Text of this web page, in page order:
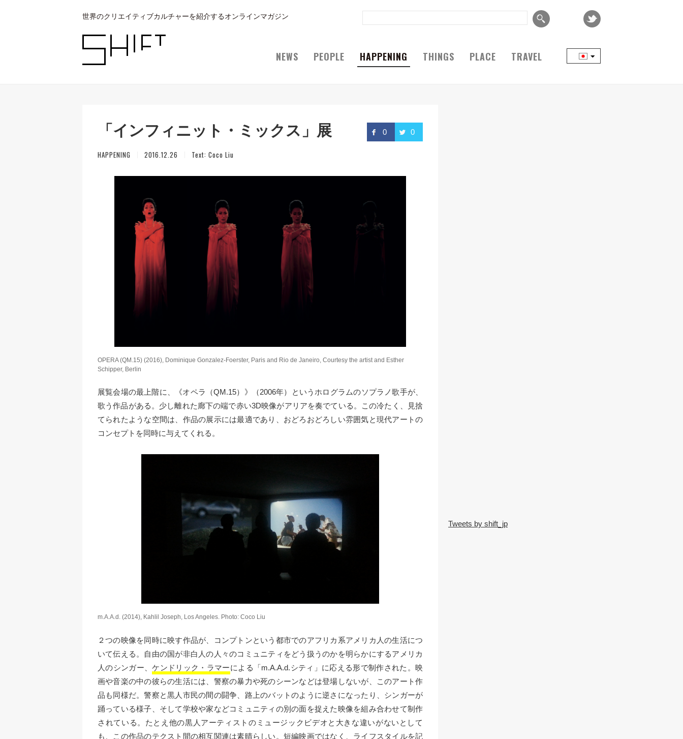
世界のクリエイティブカルチャーを紹介するオンラインマガジン
NEWS PEOPLE HAPPENING THINGS PLACE TRAVEL
0 0
「インフィニット・ミックス」展
HAPPENING 2016.12.26 Text: Coco Liu
OPERA (QM.15) (2016), Dominique Gonzalez-Foerster, Paris and Rio de Janeiro, Courtesy the artist and Esther
Schipper, Berlin
展覧会場の最上階に、《オペラ（QM.15）》（2006年）というホログラムのソプラノ歌手が、
歌う作品がある。少し離れた廊下の端で赤い3D映像がアリアを奏でている。この冷たく、見捨
てられたような空間は、作品の展示には最適であり、おどろおどろしい雰囲気と現代アートの
コンセプトを同時に与えてくれる。
m.A.A.d. (2014), Kahlil Joseph, Los Angeles. Photo: Coco Liu
２つの映像を同時に映す作品が、コンプトンという都市でのアフリカ系アメリカ人の生活につ
いて伝える。自由の国が非白人の人々のコミュニティをどう扱うのかを明らかにするアメリカ
人のシンガー、ケンドリック・ラマーによる「m.A.A.d.シティ」に応える形で制作された。映
画や音楽の中の彼らの生活には、警察の暴力や死のシーンなどは登場しないが、このアート作
品も同様だ。警察と黒人市民の間の闘争、路上のバットのように逆さになったり、シンガーが
踊っている様子、そして学校や家などコミュニティの別の面を捉えた映像を組み合わせて制作
されている。たとえ他の黒人アーティストのミュージックビデオと大きな違いがないとして
も、この作品のテクスト間の相互関連は素晴らしい。短編映画ではなく、ライフスタイルを記
Tweets by shift_jp